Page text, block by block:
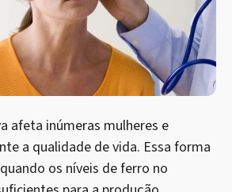
afeta inúmeras mulheres e
a qualidade de vida. Essa forma
os níveis de ferro no